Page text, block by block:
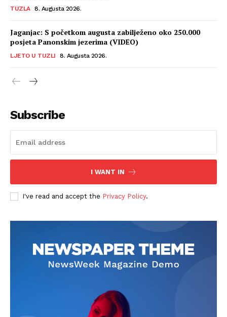
TUZLA 8. Augusta 2026.
Jaganjac: S početkom augusta zabilježeno oko 250.000
posjeta Panonskim jezerima (VIDEO)
LJETO U TUZLI 8. Augusta 2026.
Subscribe
I WANT IN
I've read and accept the Privacy Policy.